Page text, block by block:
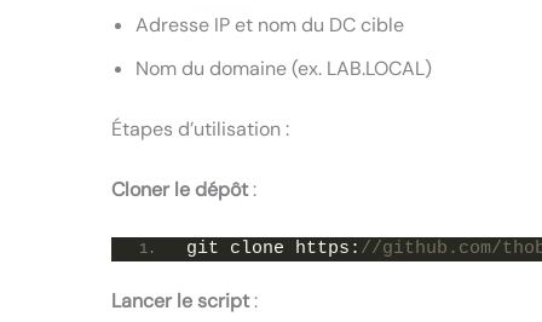
Adresse IP et nom du DC cible
Nom du domaine (ex. LAB.LOCAL)
Étapes d’utilisation :
Cloner le dépôt:
git clone https: //github.com/
Lancer le script: